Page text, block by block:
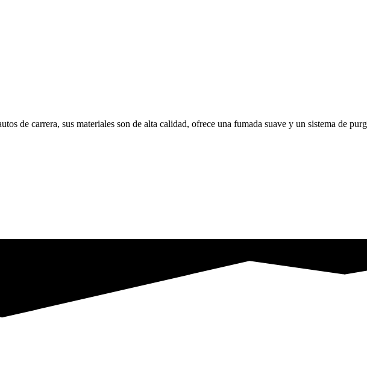
de carrera, sus materiales son de alta calidad, ofrece una fumada suave y un sistema de